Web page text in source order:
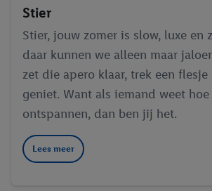
Stier
Stier, jouw zomer is slow, luxe en
daar kunnen we alleen maar
zet die apero klaar, trek een flesje
geniet. Want als iemand weet
ontspannen, dan ben jij het.
Lees meer